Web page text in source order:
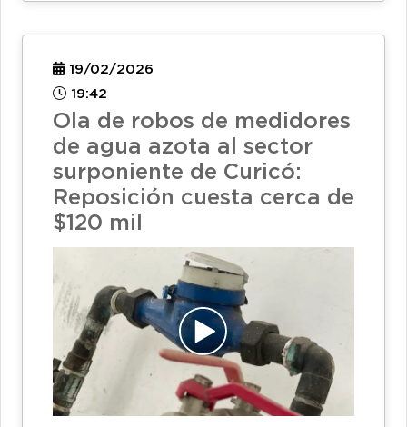
19/02/2026
19:42
Ola de robos de medidores
de agua azota al sector
surponiente de Curicó:
Reposición cuesta cerca de
$120 mil